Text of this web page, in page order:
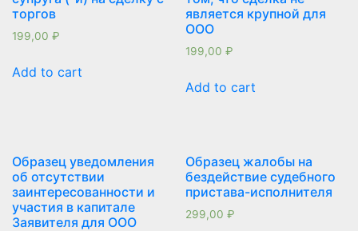
торгов
199,00 ₽
Add to cart
является крупной для
ООО
199,00₽
Add to cart
Образец уведомления
об отсутствии
заинтересованности и
участия в капитале
Заявителя для ООО
Образец жалобы на
бездействие судебного
пристава-исполнителя
299,00₽